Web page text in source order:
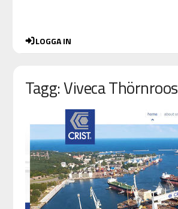
LOGGA IN
Tagg: Viveca Thörnroos